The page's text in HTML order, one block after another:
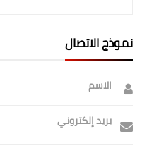
نموذج الاتصال
الاسم
بريد إلكتروني